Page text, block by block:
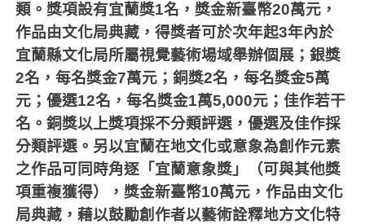
類。獎項設有宜蘭獎1名，獎金新臺幣20萬元，
作品由文化局典藏，得獎者可於次年起3年內於
宜蘭縣文化局所屬視覺藝術場域舉辦個展；銀獎
2名，每名獎金7萬元；銅獎2名，每名獎金5萬
元；優選12名，每名獎金1萬5,000元；佳作若干
名。銅獎以上獎項採不分類評選，優選及佳作採
分類評選。另以宜蘭在地文化或意象為創作元素
之作品可同時角逐「宜蘭意象獎」（可與其他獎
項重複獲得），獎金新臺幣10萬元，作品由文化
局典藏，藉以鼓勵創作者以藝術詮釋地方文化特